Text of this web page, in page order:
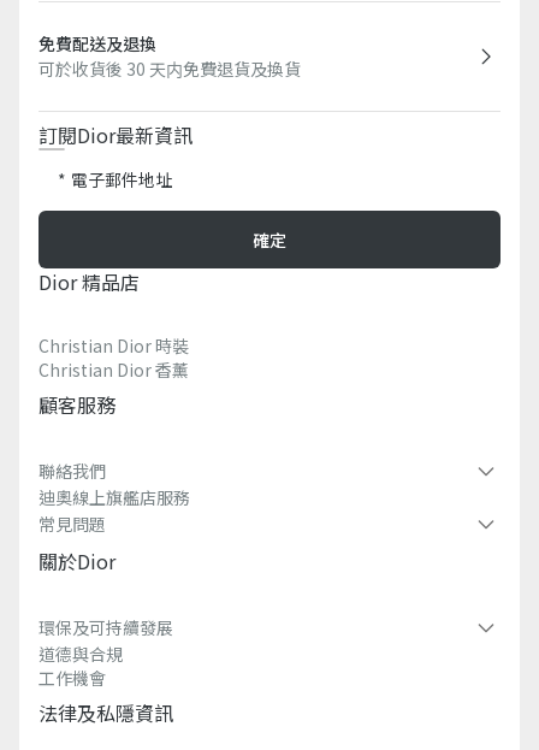
免費配送及退換
可於收貨後 30 天内免費退貨及換貨
訂閱Dior最新資訊​
電子郵件地址
確定
Dior 精品店
Christian Dior 時裝
Christian Dior 香薰​
顧客服務
聯絡我們
迪奧線上旗艦店服務
常見問題​
關於dior
環保及可持續發展​
道德與合規
工作機會
法律及私隱資訊​